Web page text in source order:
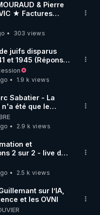
& Pierre
★ Factures
: Où Est Passé Le
303 views
juifs disparus
et 1945 (Réponse
1.9 k views
Sabatier - La
n'a été que le
& l'ARNm-aa
auront-t-il ?
2.9 k views
et
2 sur 2 - live du
2.5 k views
sur l’IA,
et les OVNI